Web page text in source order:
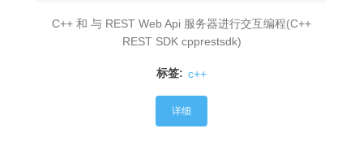
C++ 和 与 REST Web Api 服务器进行交互编程(C++
REST SDK cpprestsdk)
标签: c++
详细